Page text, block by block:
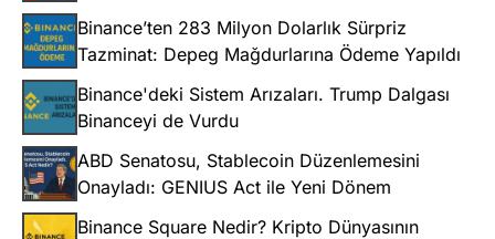
Binance’ten 283 Milyon Dolarlık Sürpriz
Tazminat: Depeg Mağdurlarına Ödeme Yapıldı
Binance'deki Sistem Arızaları. Trump Dalgası
Binanceyi de Vurdu
ABD Senatosu, Stablecoin Düzenlemesini
Onayladı: GENIUS Act ile Yeni Dönem
Binance Square Nedir? Kripto Dünyasının